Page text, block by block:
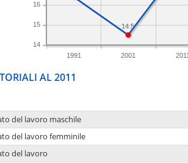
1991 2001 2011
14
15
16
14.5
AL 2011
del lavoro maschile
del lavoro femminile
del lavoro